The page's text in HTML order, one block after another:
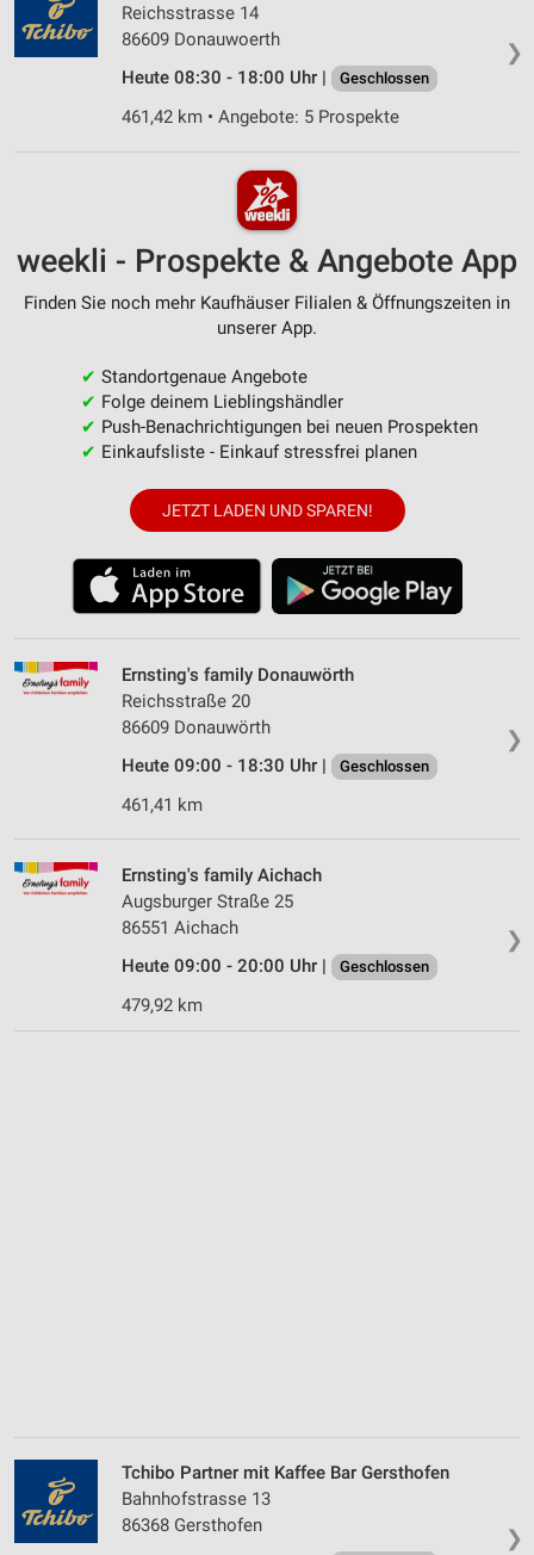
❯
Reichsstrasse 14
86609 Donauwoerth
Heute 08:30 - 18:00 Uhr |
Geschlossen
461,42 km • Angebote: 5 Prospekte
weekli - Prospekte & Angebote App
Finden Sie noch mehr Kaufhäuser Filialen & Öffnungszeiten in
unserer App.
✔ Standortgenaue Angebote
✔ Folge deinem Lieblingshändler
✔ Push-Benachrichtigungen bei neuen Prospekten
✔ Einkaufsliste - Einkauf stressfrei planen
JETZT LADEN UND SPAREN!
❯
Ernsting's family Donauwörth
Reichsstraße 20
86609 Donauwörth
Heute 09:00 - 18:30 Uhr |
Geschlossen
461,41 km
❯
Ernsting's family Aichach
Augsburger Straße 25
86551 Aichach
Heute 09:00 - 20:00 Uhr |
Geschlossen
479,92 km
❯
Tchibo Partner mit Kaffee Bar Gersthofen
Bahnhofstrasse 13
86368 Gersthofen